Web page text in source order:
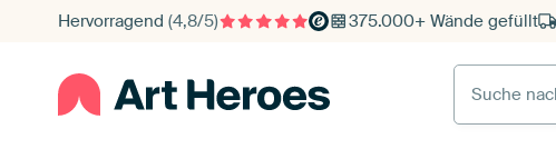
Hervorragend (4,8/5) 375.000+ Wände gefüllt
Suche nach